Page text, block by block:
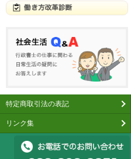
特定商取引法の表記
リンク集